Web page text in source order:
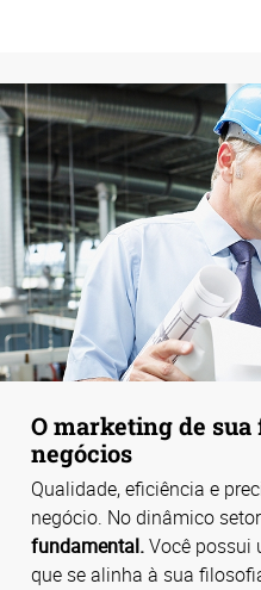
O marketing de
negócios
Qualidade, eficiência e
negócio. No dinâmico
fundamental.Você possui
que se alinha à sua